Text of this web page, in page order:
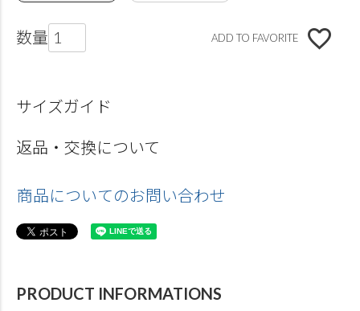
ADD TO FAVORITE
サイズガイド
返品・交換について
商品についてのお問い合わせ
PRODUCT INFORMATIONS